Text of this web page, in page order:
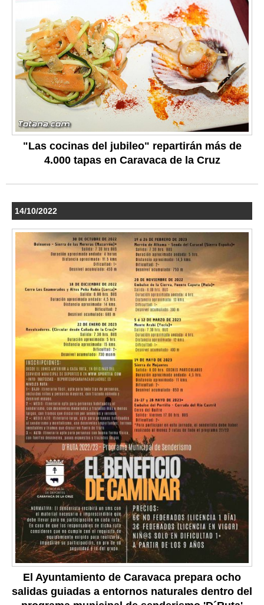
"Las cocinas del jubileo" repartirán más de
4.000 tapas en Caravaca de la Cruz
14/10/2022
El Ayuntamiento de Caravaca prepara ocho
salidas guiadas a entornos naturales dentro del